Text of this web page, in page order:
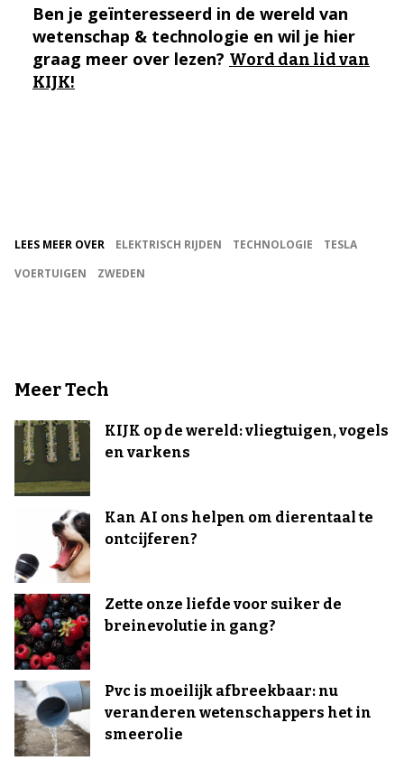
Ben je geïnteresseerd in de wereld van
wetenschap & technologie en wil je hier
graag meer over lezen? Word dan lid van
KIJK!
LEES MEER OVER ELEKTRISCH RIJDEN TECHNOLOGIE
TESLA
VOERTUIGEN
ZWEDEN
Meer Tech
KIJK op de wereld: vliegtuigen, vogels
en varkens
Kan AI ons helpen om dierentaal te
ontcijferen?
Zette onze liefde voor suiker de
breinevolutie in gang?
Pvc is moeilijk afbreekbaar: nu
veranderen wetenschappers het in
smeerolie